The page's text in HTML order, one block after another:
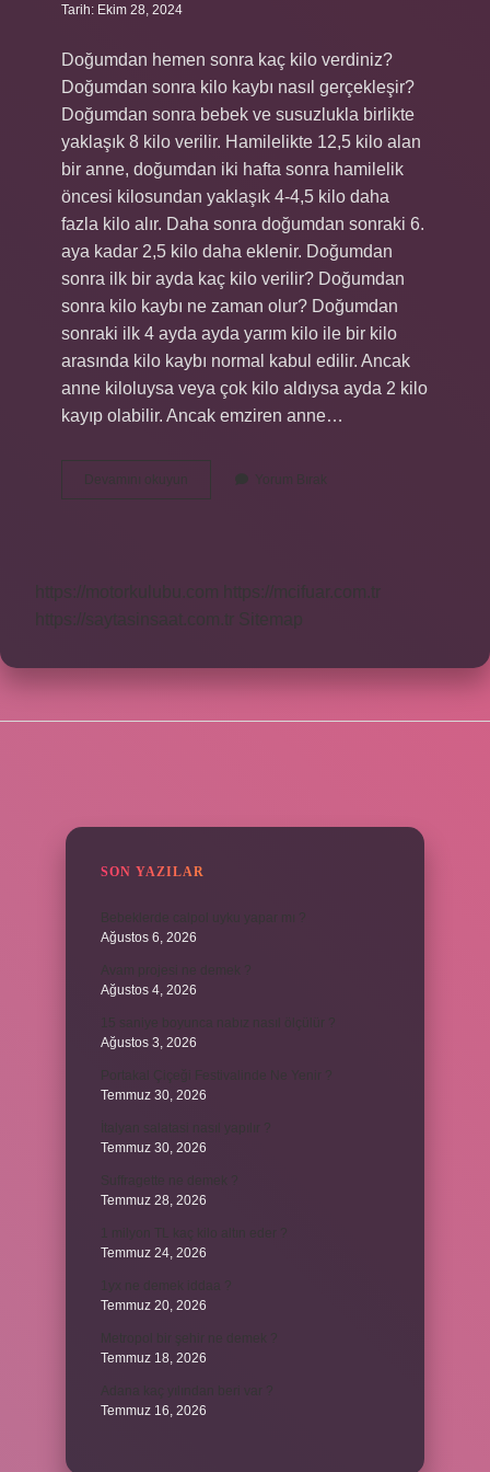
Tarih: Ekim 28, 2024
Doğumdan hemen sonra kaç kilo verdiniz?
Doğumdan sonra kilo kaybı nasıl gerçekleşir?
Doğumdan sonra bebek ve susuzlukla birlikte
yaklaşık 8 kilo verilir. Hamilelikte 12,5 kilo alan
bir anne, doğumdan iki hafta sonra hamilelik
öncesi kilosundan yaklaşık 4-4,5 kilo daha
fazla kilo alır. Daha sonra doğumdan sonraki 6.
aya kadar 2,5 kilo daha eklenir. Doğumdan
sonra ilk bir ayda kaç kilo verilir? Doğumdan
sonra kilo kaybı ne zaman olur? Doğumdan
sonraki ilk 4 ayda ayda yarım kilo ile bir kilo
arasında kilo kaybı normal kabul edilir. Ancak
anne kiloluysa veya çok kilo aldıysa ayda 2 kilo
kayıp olabilir. Ancak emziren anne…
Devamını okuyun
Doğumdan
Hemen
Yorum Bırak
https://motorkulubu.com
https://mcifuar.com.tr
https://saytasinsaat.com.tr Sitemap
SON YAZILAR
Bebeklerde calpol uyku yapar mı ?
Ağustos 6, 2026
Ağustos 4, 2026
Ağustos 3, 2026
Temmuz 30, 2026
Temmuz 30, 2026
Temmuz 28, 2026
Temmuz 24, 2026
Temmuz 20, 2026
Temmuz 18, 2026
Temmuz 16, 2026